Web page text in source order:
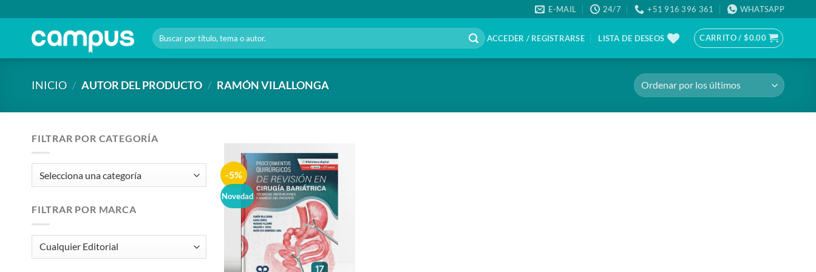
al
contenido
E-MAIL 24/7 +51 916 396 361 WHATSAPP
Buscar
por:
ACCEDER / REGISTRARSE LISTA DE DESEOS CARRITO /$0.00
INICIO / AUTOR DEL PRODUCTO / RAMÓN VILALLONGA
FILTRAR POR CATEGORÍA
FILTRAR POR MARCA
-5%
Novedad
Añadir
a la
deseos